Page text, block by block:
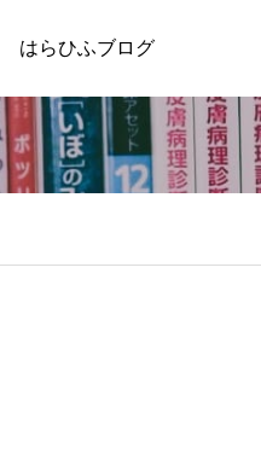
はらひふブログ